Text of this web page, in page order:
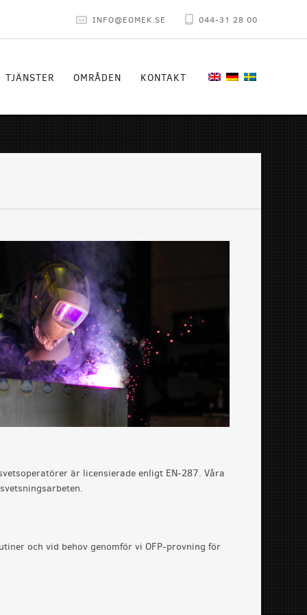
INFO@EOMEK.SE 044-31 28 00
TJÄNSTER OMRÅDEN KONTAKT
är licensierade enligt EN-287. Våra
och vid behov genomför vi OFP-provning för